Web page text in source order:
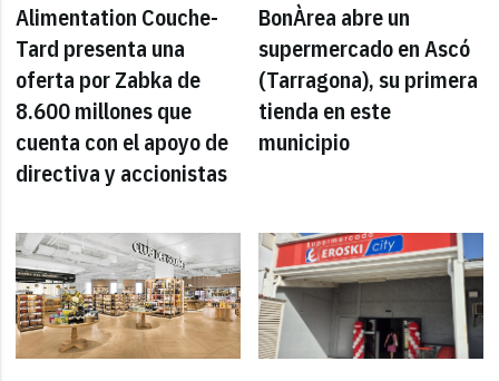
Alimentation Couche-
Tard presenta una
oferta por Zabka de
8.600 millones que
cuenta con el apoyo de
directiva y accionistas
BonÀrea abre un
supermercado en Ascó
(Tarragona), su primera
tienda en este
municipio